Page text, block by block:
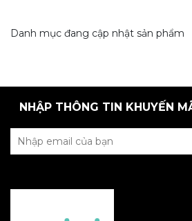
Danh mục đang cập nhật sản phẩm
NHẬP THÔNG TIN KHUYẾN